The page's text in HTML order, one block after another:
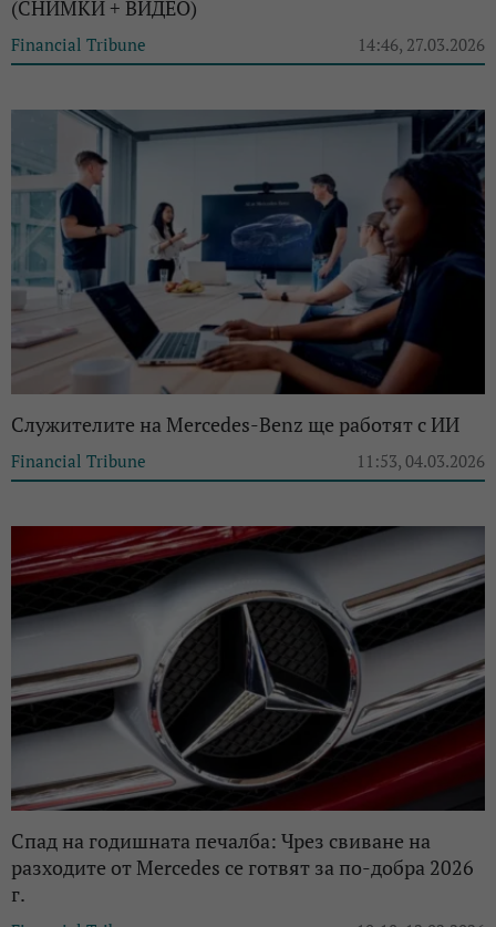
(СНИМКИ + ВИДЕО)
Financial Tribune 14:46, 27.03.2026
Служителите на Mercedes-Benz ще работят с ИИ
Financial Tribune 11:53, 04.03.2026
Спад на годишната печалба: Чрез свиване на
разходите от Mercedes се готвят за по-добра 2026
г.